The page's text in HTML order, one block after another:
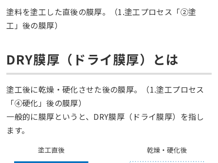
塗料を塗工した直後の膜厚。（1.塗工プロセス「②塗
工」後の膜厚）
DRY膜厚（ドライ膜厚）とは
塗工後に乾燥・硬化させた後の膜厚。（1.塗工プロセス
「④硬化」後の膜厚）
一般的に膜厚というと、DRY膜厚（ドライ膜厚）を指し
ます。